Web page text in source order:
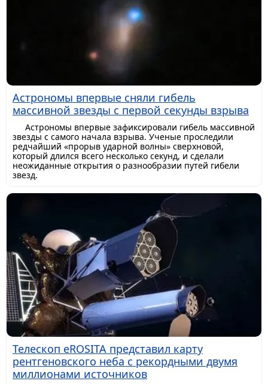
Астрономы впервые сняли гибель
массивной звезды с первой секунды взрыва
Астрономы впервые зафиксировали гибель массивной
звезды с самого начала взрыва. Ученые проследили
редчайший «прорыв ударной волны» сверхновой,
который длился всего несколько секунд, и сделали
неожиданные открытия о разнообразии путей гибели
звезд.
Телескоп eROSITA представил карту
рентгеновского неба с рекордными двумя
миллионами источников